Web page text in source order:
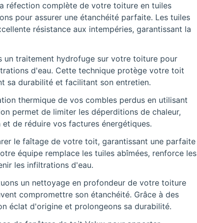
réfection complète de votre toiture en tuiles
pour assurer une étanchéité parfaite. Les tuiles
résistance aux intempéries, garantissant la
un traitement hydrofuge sur votre toiture pour
d'eau. Cette technique protège votre toit
sa durabilité et facilitant son entretien.
thermique de vos combles perdus en utilisant
permet de limiter les déperditions de chaleur,
de réduire vos factures énergétiques.
le faîtage de votre toit, garantissant une parfaite
équipe remplace les tuiles abîmées, renforce les
les infiltrations d'eau.
un nettoyage en profondeur de votre toiture
compromettre son étanchéité. Grâce à des
éclat d'origine et prolongeons sa durabilité.